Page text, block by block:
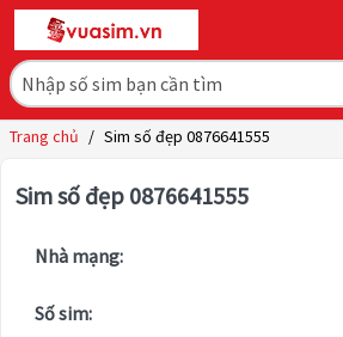
Trang chủ / Sim số đẹp 0876641555
Sim số đẹp 0876641555
Nhà mạng:
Số sim: